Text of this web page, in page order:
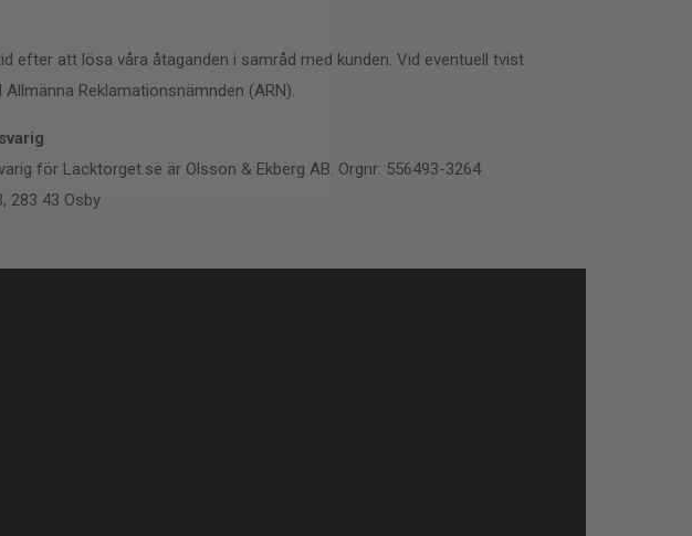
efter att lösa våra åtaganden i samråd med kunden. Vid eventuell tvist
Allmänna Reklamationsnämnden (ARN).
för Lacktorget.se är Olsson & Ekberg AB. Orgnr: 556493-3264
283 43 Osby